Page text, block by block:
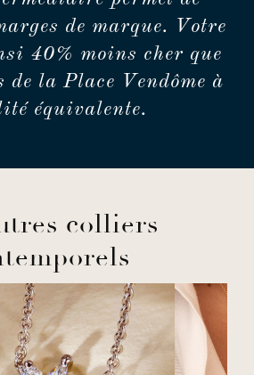
de marque. Votre
40% moins cher que
la Place Vendôme à
équivalente.
colliers